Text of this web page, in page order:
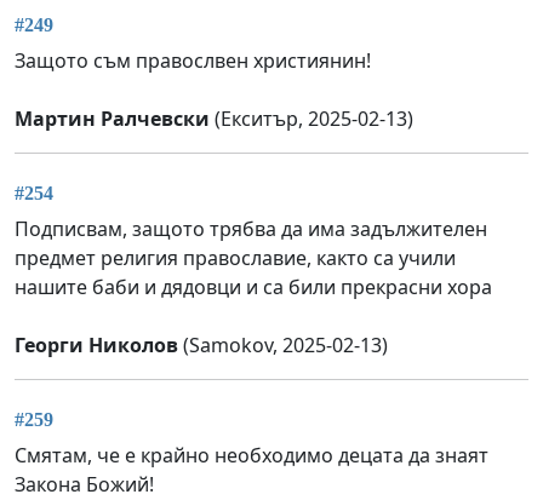
#249
Защото съм правослвен християнин!
Mартин Ралчевски (Екситър, 2025-02-13)
#254
Подписвам, защото трябва да има задължителен
предмет религия православие, както са учили
нашите баби и дядовци и са били прекрасни хора
Георги Николов(Samokov, 2025-02-13)
#259
Смятам, че е крайно необходимо децата да знаят
Закона Божий!